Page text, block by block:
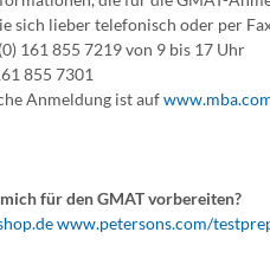
sich lieber telefonisch oder per
161 855 7219 von 9 bis 17 Uhr
855 7301
Anmeldung ist auf
für den GMAT vorbereiten?
www.petersons.com/